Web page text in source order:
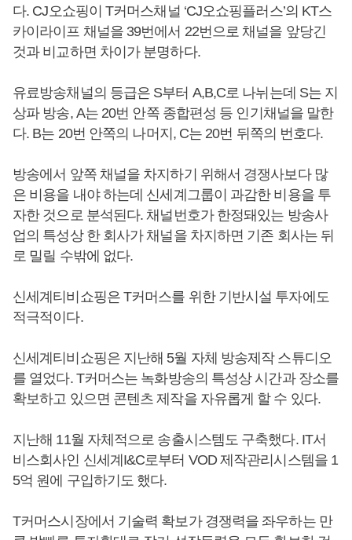
다. CJ오쇼핑이 T커머스채널 ‘CJ오쇼핑플러스’의 KT스
카이라이프 채널을 39번에서 22번으로 채널을 앞당긴
것과 비교하면 차이가 분명하다.
유료방송채널의 등급은 S부터 A,B,C로 나뉘는데 S는 지
상파 방송, A는 20번 안쪽 종합편성 등 인기채널을 말한
다. B는 20번 안쪽의 나머지, C는 20번 뒤쪽의 번호다.
방송에서 앞쪽 채널을 차지하기 위해서 경쟁사보다 많
은 비용을 내야 하는데 신세계그룹이 과감한 비용을 투
자한 것으로 분석된다. 채널번호가 한정돼있는 방송사
업의 특성상 한 회사가 채널을 차지하면 기존 회사는 뒤
로 밀릴 수밖에 없다.
신세계티비쇼핑은 T커머스를 위한 기반시설 투자에도
적극적이다.
신세계티비쇼핑은 지난해 5월 자체 방송제작 스튜디오
를 열었다. T커머스는 녹화방송의 특성상 시간과 장소를
확보하고 있으면 콘텐츠 제작을 자유롭게 할 수 있다.
지난해 11월 자체적으로 송출시스템도 구축했다. IT서
비스회사인 신세계I&C로부터 VOD 제작관리시스템을 1
5억 원에 구입하기도 했다.
T커머스시장에서 기술력 확보가 경쟁력을 좌우하는 만